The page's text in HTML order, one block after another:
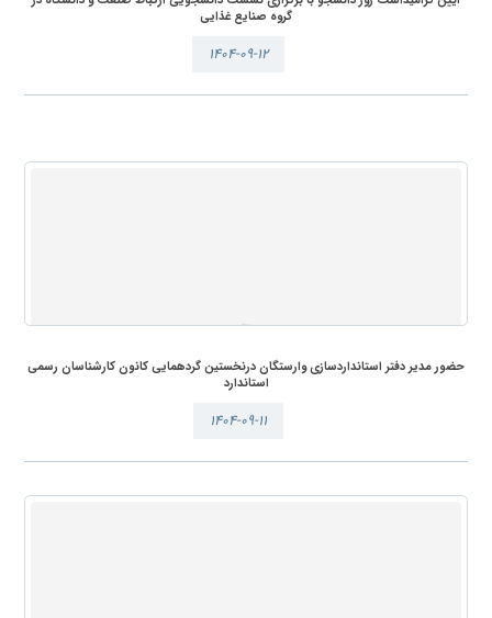
گروه صنایع غذایی
۱۴۰۴-۰۹-۱۲
حضور مدیر دفتر استانداردسازی وارستگان درنخستین گردهمایی کانون کارشناسان رسمی
استاندارد
۱۴۰۴-۰۹-۱۱